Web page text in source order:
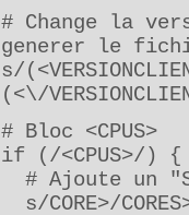
# Change la
generer le
s/
(<\/
# Bloc <CPUS>
if (/<CPUS>/) {
# Ajoute un "S"
s/CORE>/